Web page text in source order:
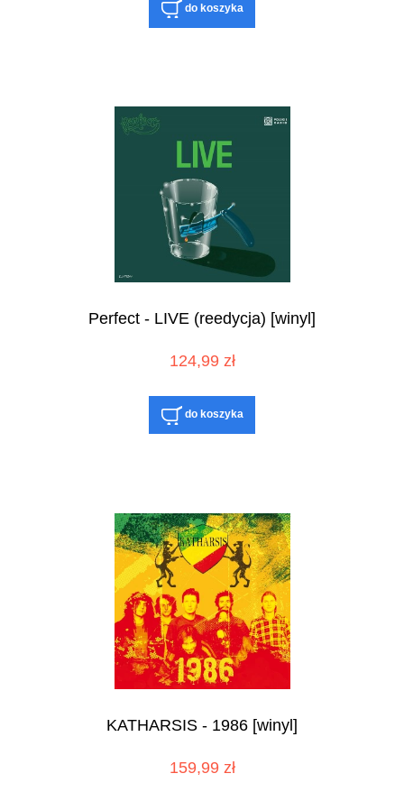
do koszyka
Perfect - LIVE (reedycja) [winyl]
124,99 zł
do koszyka
KATHARSIS - 1986 [winyl]
159,99 zł